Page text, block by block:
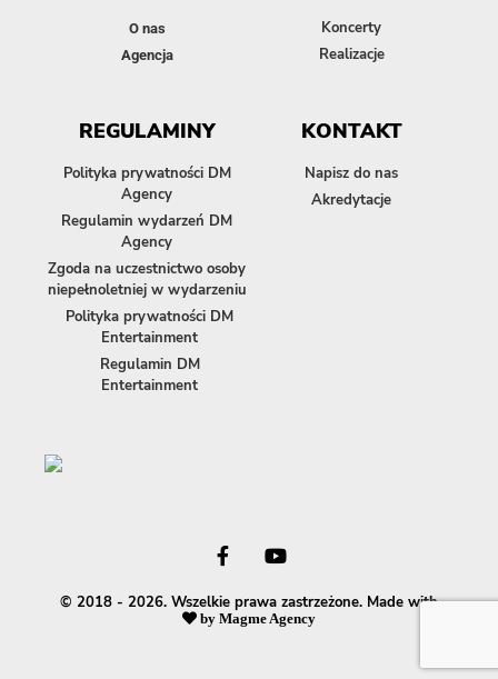
O nas
Agencja
Koncerty
Realizacje
REGULAMINY
Polityka prywatności DM
Agency
Regulamin wydarzeń DM
Agency
Zgoda na uczestnictwo osoby
niepełnoletniej w wydarzeniu
Polityka prywatności DM
Entertainment
Regulamin DM
Entertainment
KONTAKT
Napisz do nas
Akredytacje
© 2018 - 2026. Wszelkie prawa zastrzeżone. Made with
by Magme Agency